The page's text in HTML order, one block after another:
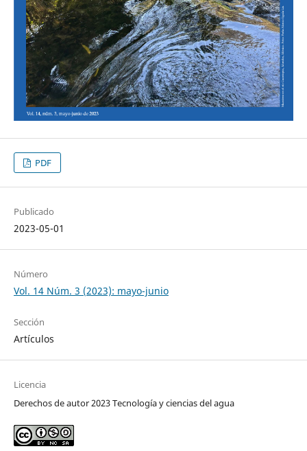
PDF
Publicado
2023-05-01
Número
Vol. 14 Núm. 3 (2023): mayo-junio
Sección
Artículos
Licencia
Derechos de autor 2023 Tecnología y ciencias del agua